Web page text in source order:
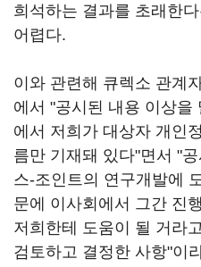
희석하는 결과를 초래한
어렵다.
이와 관련해 큐렉소 관계
에서 "공시된 내용 이상을
에서 저희가 대상자 개인
름만 기재돼 있다"면서 "
스-조인트의 연구개발에
문에 이사회에서 그간 진
저희한테 도움이 될 거라
검토하고 결정한 사항"이